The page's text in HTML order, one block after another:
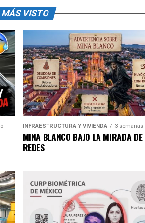
MÁS VISTO
INFRAESTRUCTURA Y VIVIENDA 3 semanas
MINA BLANCO BAJO LA MIRADA DE
REDES